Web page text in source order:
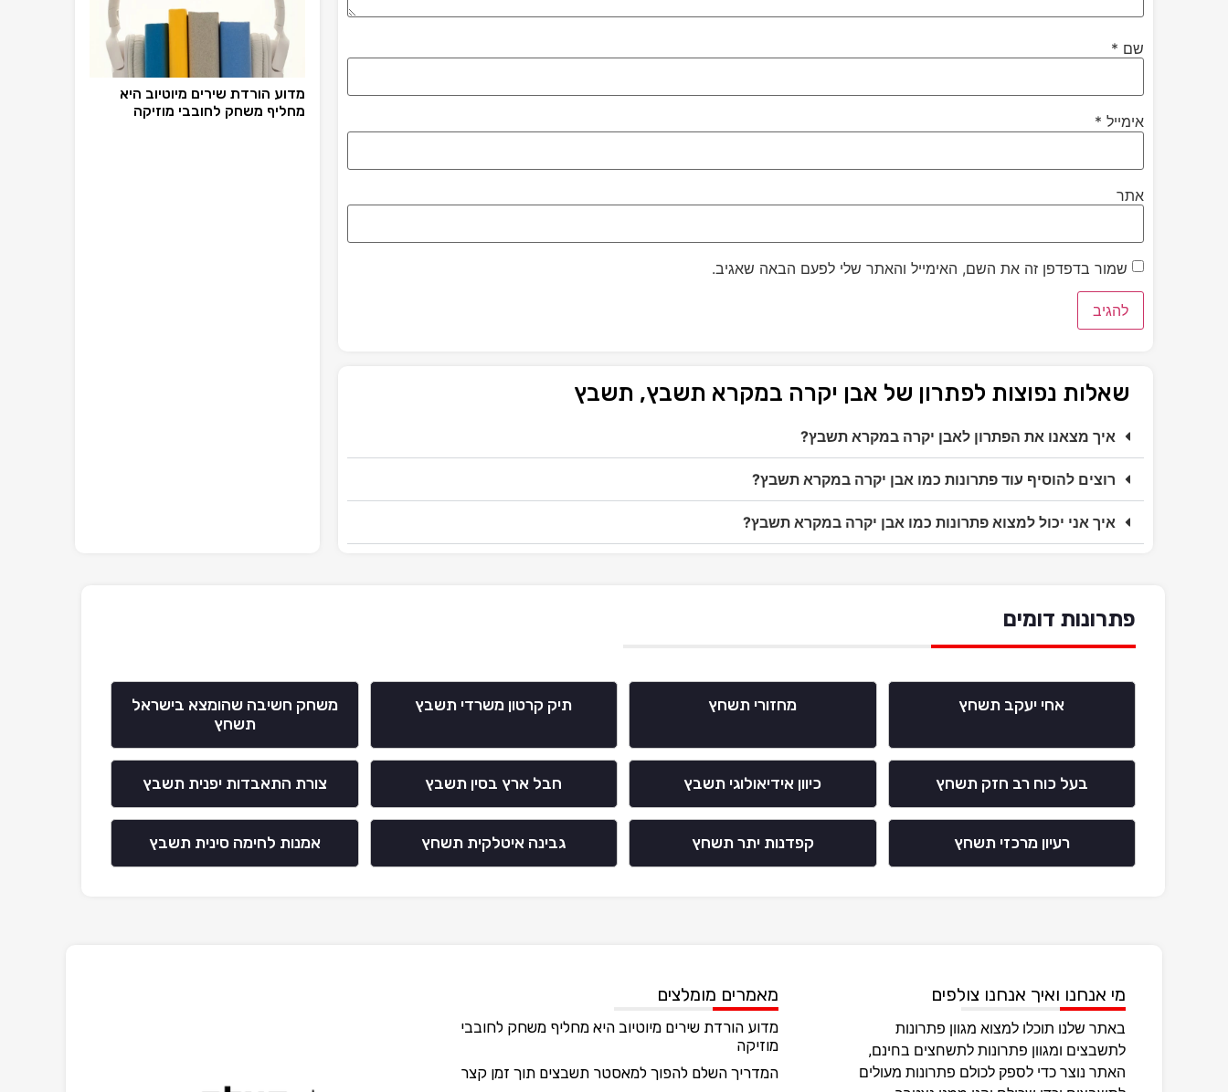
שם *
אימייל *
אתר
שמור בדפדפן זה את השם, האימייל והאתר שלי לפעם הבאה שאגיב.
שאלות נפוצות לפתרון של אבן יקרה במקרא תשבץ, תשבץ
איך מצאנו את הפתרון לאבן יקרה במקרא תשבץ?
רוצים להוסיף עוד פתרונות כמו אבן יקרה במקרא תשבץ?
איך אני יכול למצוא פתרונות כמו אבן יקרה במקרא תשבץ?
מדוע הורדת שירים מיוטיוב היא
מחליף משחק לחובבי מוזיקה
פתרונות דומים
אחי יעקב תשחץ מחזורי תשחץ תיק קרטון משרדי תשבץ
משחק חשיבה שהומצא בישראל
תשחץ
בעל כוח רב חזק תשחץ כיוון אידיאולוגי תשבץ חבל ארץ בסין תשבץ צורת התאבדות יפנית תשבץ
רעיון מרכזי תשחץ קפדנות יתר תשחץ גבינה איטלקית תשחץ אמנות לחימה סינית תשבץ
מי אנחנו ואיך אנחנו צולפים
באתר שלנו תוכלו למצוא מגוון פתרונות
לתשבצים ומגוון פתרונות לתשחצים בחינם,
האתר נוצר כדי לספק לכולם פתרונות מעולים
מאמרים מומלצים
מדוע הורדת שירים מיוטיוב היא מחליף משחק לחובבי
מוזיקה
המדריך השלם להפוך למאסטר תשבצים תוך זמן קצר